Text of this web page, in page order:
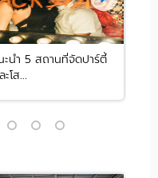
ะนำ 5 สถานที่จัดปาร์ตี้
โส...